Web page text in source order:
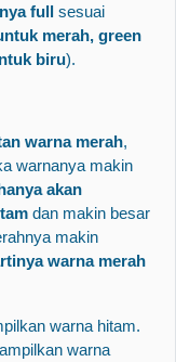
full sesuai
merah, green
biru).
warna merah,
warnanya makin
akan
dan makin besar
makin
warna merah
warna hitam.
warna